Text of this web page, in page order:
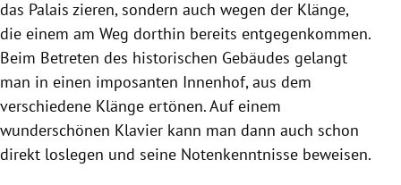
das Palais zieren, sondern auch wegen der Klänge,
die einem am Weg dorthin bereits entgegenkommen.
Beim Betreten des historischen Gebäudes gelangt
man in einen imposanten Innenhof, aus dem
verschiedene Klänge ertönen.Auf einem
wunderschönen Klavier kann man dann auch schon
direkt loslegen und seine Notenkenntnisse beweisen.